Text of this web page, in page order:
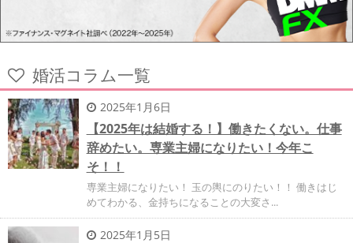
婚活コラム一覧
2025年1月6日
【2025年は結婚する！】働きたくない。仕事
辞めたい。専業主婦になりたい！今年こ
そ！！
専業主婦になりたい！ 玉の輿にのりたい！！ 働きはじ
めてわかる、金持ちになることの大変さ...
2025年1月5日